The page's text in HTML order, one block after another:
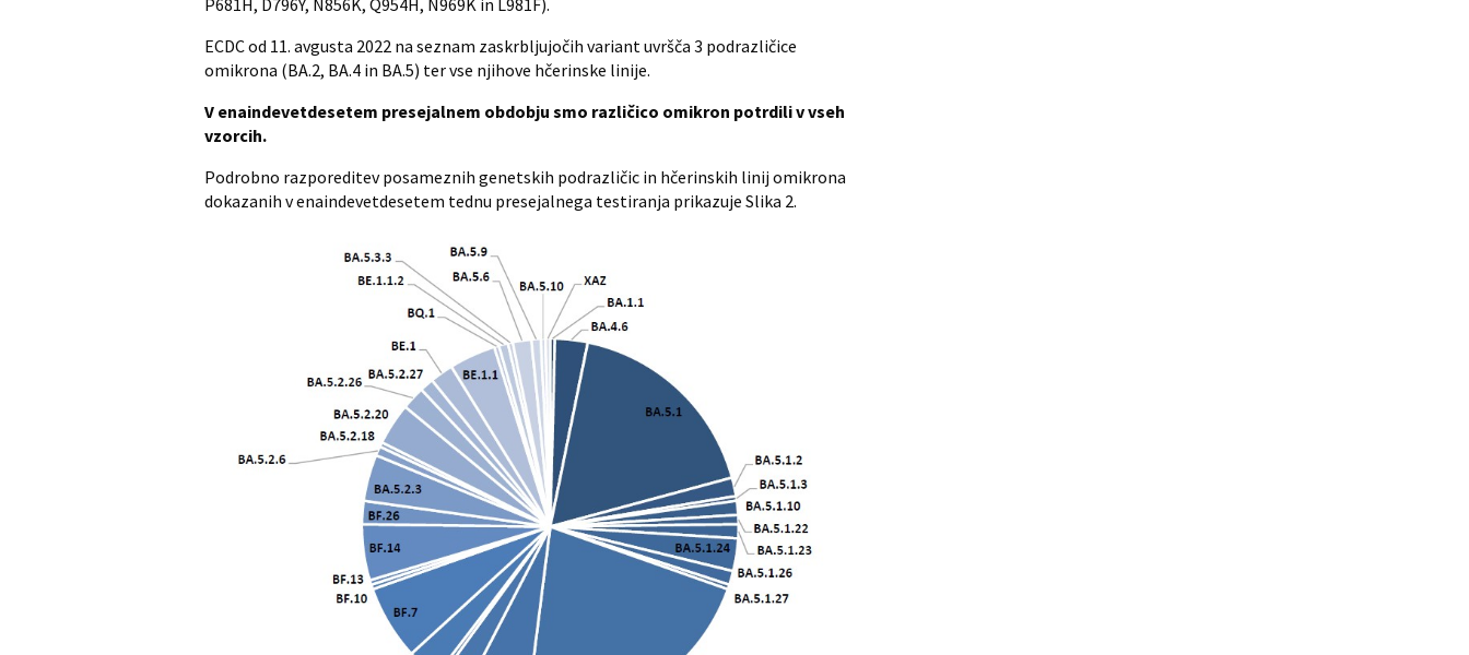
P681H, D796Y, N856K, Q954H, N969K in L981F).
ECDC od 11. avgusta 2022 na seznam zaskrbljujočih variant uvršča 3 podrazličice
omikrona (BA.2, BA.4 in BA.5) ter vse njihove hčerinske linije.
V enaindevetdesetem presejalnem obdobju smo različico omikron potrdili v vseh
vzorcih.
Podrobno razporeditev posameznih genetskih podrazličic in hčerinskih linij omikrona
dokazanih v enaindevetdesetem tednu presejalnega testiranja prikazuje Slika 2.